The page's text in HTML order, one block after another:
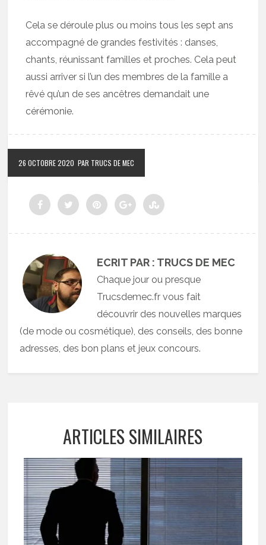
Cela se déroule plus ou moins tous les sept ans
accompagné de grandes festivités : danses,
chants, réunissant familles et proches. Cela peut
aussi arriver si l’un des membres de la famille a
rêvé qu’un de ses ancêtres demandait une
cérémonie.
26 OCTOBRE 2020 PAR TRUCS DE MEC
ECRIT PAR : TRUCS DE MEC
Chaque jour ou presque
Trucsdemec.fr vous fait
découvrir des nouvelles marques
(de mode ou cosmétique), des conseils, des bonne
adresses, des bon plans et jeux concours.
ARTICLES SIMILAIRES